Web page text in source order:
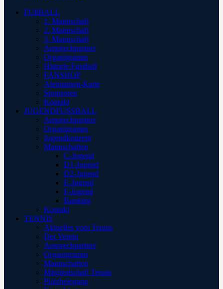
FUßBALL
1. Mannschaft
2. Mannschaft
3. Mannschaft
Ansprechpartner
Organigramm
Historie Fussball
FANSHOP
Alemannen-Karte
Sponsoren
Kontakt
JUGENDFUSSBALL
Ansprechpartner
Organigramm
Jugendkonzept
Mannschaften
C-Jugend
D1-Jugend
D2-Jugend
E-Jugend
F-Jugend
Bambini
Kontakt
TENNIS
Aktuelles vom Tennis
Der Verein
Ansprechpartner
Organigramm
Mannschaften
Mitgliedschaft Tennis
Platzbelegung